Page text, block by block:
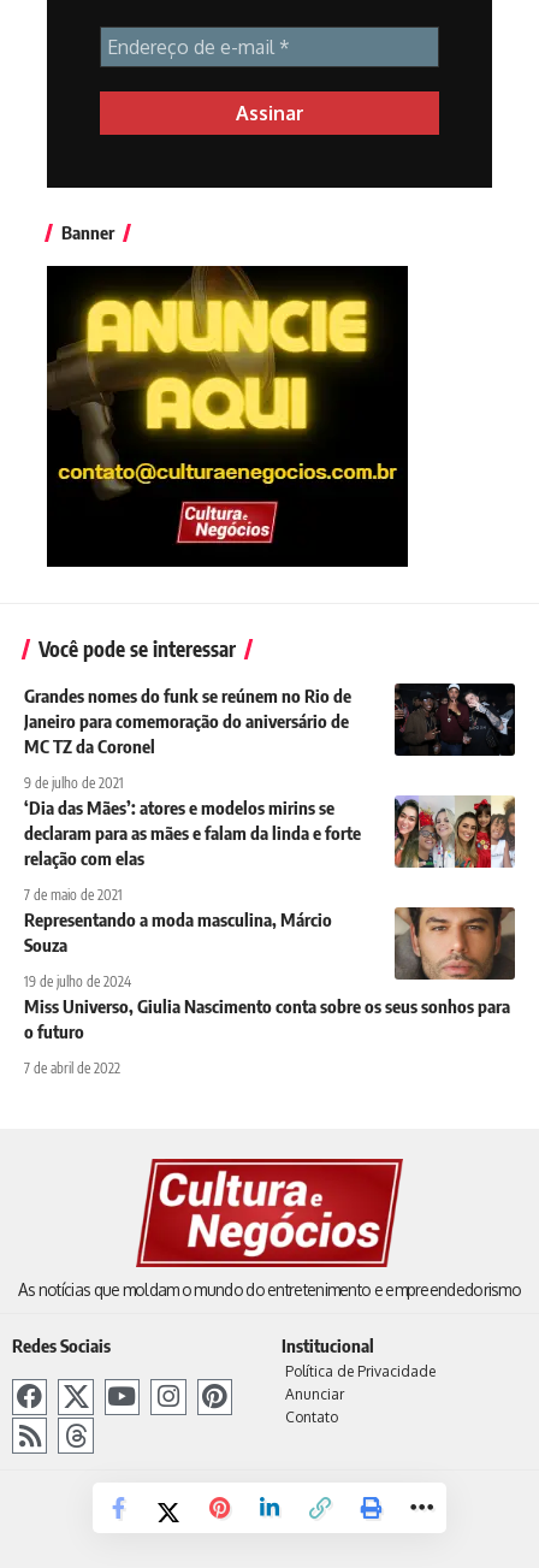
Banner
Você pode se interessar
Grandes nomes do funk se reúnem no Rio de
Janeiro para comemoração do aniversário de
MC TZ da Coronel
9 de julho de 2021
‘Dia das Mães’: atores e modelos mirins se
declaram para as mães e falam da linda e forte
relação com elas
7 de maio de 2021
Representando a moda masculina, Márcio
Souza
19 de julho de 2024
Miss Universo, Giulia Nascimento conta sobre os seus sonhos para
o futuro
7 de abril de 2022
As notícias que moldam o mundo do entretenimento e empreendedorismo
Redes Sociais Institucional
Política de Privacidade
Anunciar
Contato